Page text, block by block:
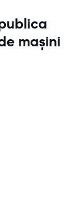
mașini